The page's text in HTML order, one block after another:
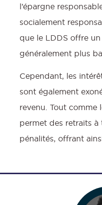
l’épargne
socialement
que le LDDS offre
généralement plus
Cependant, les
sont également
revenu. Tout comme
permet des retraits
pénalités, offrant